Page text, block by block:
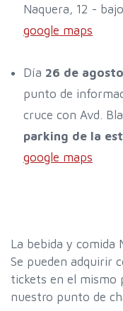
Naquera, 12 -
google maps
Día 26 de agosto
punto de
cruce con Avd.
parking de la
google maps
La bebida y comida
Se pueden adquirir
tickets en el mismo
nuestro punto de